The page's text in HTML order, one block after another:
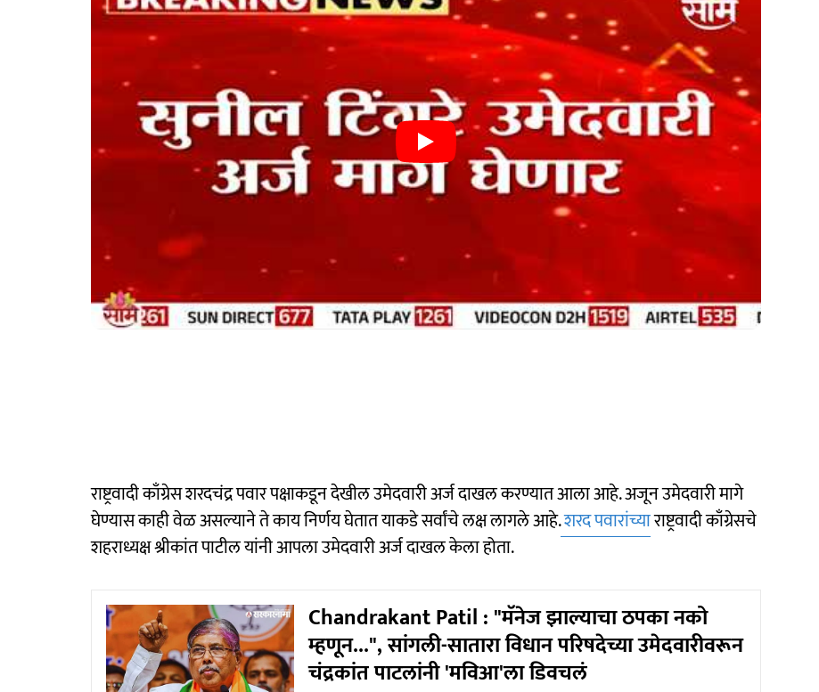
राष्ट्रवादी काँग्रेस शरदचंद्र पवार पक्षाकडून देखील उमेदवारी अर्ज दाखल करण्यात आला आहे. अजून उमेदवारी मागे
घेण्यास काही वेळ असल्याने ते काय निर्णय घेतात याकडे सर्वांचे लक्ष लागले आहे.शरद पवारांच्याराष्ट्रवादी काँग्रेसचे
शहराध्यक्ष श्रीकांत पाटील यांनी आपला उमेदवारी अर्ज दाखल केला होता.
Chandrakant Patil : "मॅनेज झाल्याचा ठपका नको
म्हणून...", सांगली-सातारा विधान परिषदेच्या उमेदवारीवरून
चंद्रकांत पाटलांनी 'मविआ'ला डिवचलं